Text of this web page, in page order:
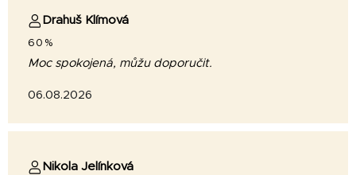
Drahuš Klímová
60%
Moc spokojená, můžu doporučit.
06.08.2026
Nikola Jelínková